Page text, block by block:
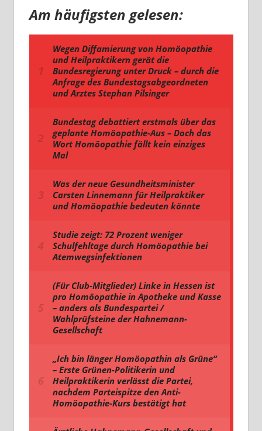
Am häufigsten gelesen: